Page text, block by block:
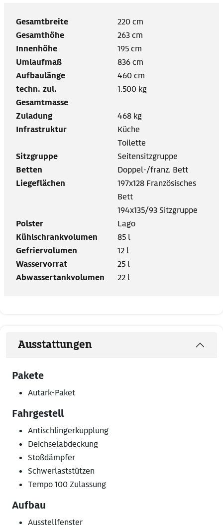
Gesamtbreite
220 cm
Gesamthöhe
263 cm
Innenhöhe
195 cm
Umlaufmaß
836 cm
Aufbaulänge
460 cm
techn. zul.
Gesamtmasse
1.500 kg
Zuladung
468 kg
Infrastruktur
Küche
Toilette
Sitzgruppe
Seitensitzgruppe
Betten
Doppel-/franz. Bett
Liegeflächen
197x128 Französisches
Bett
194x135/93 Sitzgruppe
Polster
Lago
Kühlschrankvolumen
85 l
Gefriervolumen
12 l
Wasservorrat
25 l
Abwassertankvolumen
22 l
Ausstattungen
Pakete
Autark-Paket
Fahrgestell
Antischlingerkupplung
Deichselabdeckung
Stoßdämpfer
Schwerlaststützen
Tempo 100 Zulassung
Aufbau
Ausstellfenster